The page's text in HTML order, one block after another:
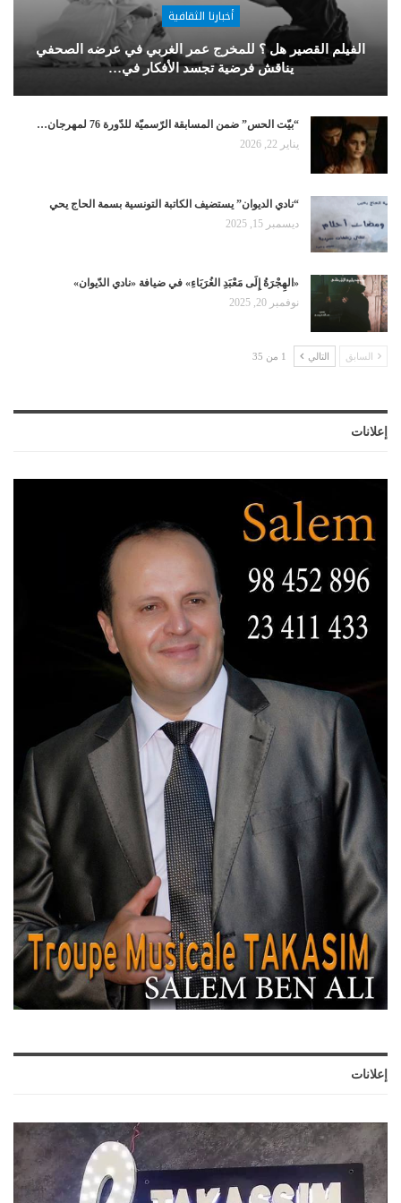
أخبارنا الثقافية
الفيلم القصير هل ؟ للمخرج عمر الغربي في عرضه الصحفي
يناقش فرضية تجسد الأفكار في…
“بيّت الحس” ضمن المسابقة الرّسميّة للدّورة 76 لمهرجان…
يناير 22, 2026
“نادي الديوان” يستضيف الكاتبة التونسية بسمة الحاج يحي
ديسمبر 15, 2025
«الهِجْرَةُ إِلَى مَعْبَدِ الغُرَبَاءِ» في ضيافة «نادي الدّيوان»
نوفمبر 20, 2025
السابق التالي 1 من 35
إعلانات
إعلانات